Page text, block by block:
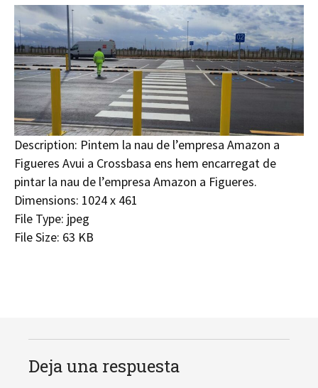
Description: Pintem la nau de l’empresa Amazon a
Figueres Avui a Crossbasa ens hem encarregat de
pintar la nau de l’empresa Amazon a Figueres.
Dimensions: 1024 x 461
File Type: jpeg
File Size: 63 KB
Deja una respuesta